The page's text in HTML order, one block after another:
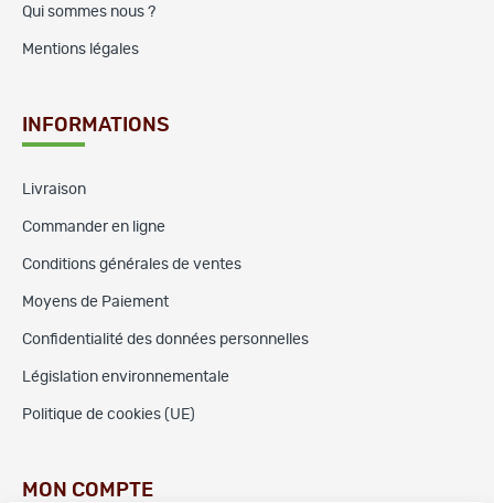
Qui sommes nous ?
Mentions légales
INFORMATIONS
Livraison
Commander en ligne
Conditions générales de ventes
Moyens de Paiement
Confidentialité des données personnelles
Législation environnementale
Politique de cookies (UE)
MON COMPTE